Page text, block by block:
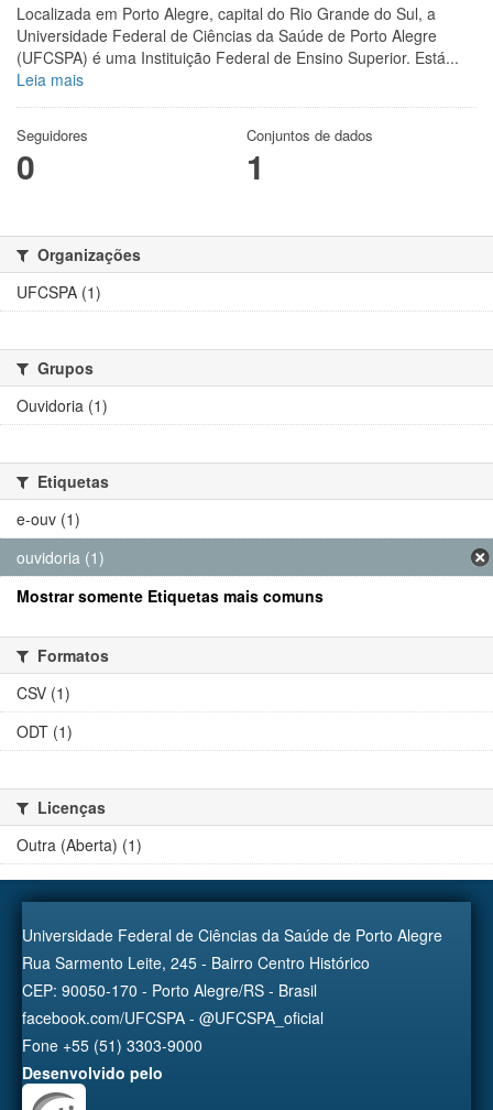
Localizada em Porto Alegre, capital do Rio Grande do Sul, a
Universidade Federal de Ciências da Saúde de Porto Alegre
(UFCSPA) é uma Instituição Federal de Ensino Superior. Está...
Leia mais
Seguidores
0
Conjuntos de dados
1
Organizações
UFCSPA (1)
Grupos
Ouvidoria (1)
Etiquetas
e-ouv (1)
ouvidoria (1)
Mostrar somente Etiquetas mais comuns
Formatos
CSV (1)
ODT (1)
Licenças
Outra (Aberta) (1)
Universidade Federal de Ciências da Saúde de Porto Alegre
Rua Sarmento Leite, 245 - Bairro Centro Histórico
CEP: 90050-170 - Porto Alegre/RS - Brasil
facebook.com/UFCSPA - @UFCSPA_oficial
Fone +55 (51) 3303-9000
Desenvolvido pelo